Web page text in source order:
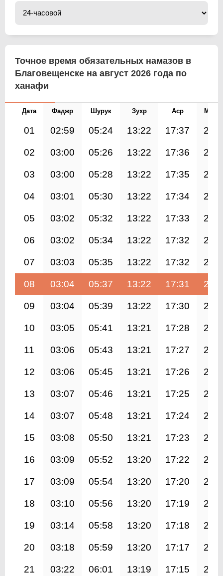
Точное время обязательных намазов в
Благовещенске на август 2026 года по
ханафи
Дата Фаджр Шурук Зухр Аср
01 02:59 05:24 13:22 17:37
02 03:00 05:26 13:22 17:36
03 03:00 05:28 13:22 17:35
04 03:01 05:30 13:22 17:34
05 03:02 05:32 13:22 17:33
06 03:02 05:34 13:22 17:32
07 03:03 05:35 13:22 17:32
08 03:04 05:37 13:22 17:31
09 03:04 05:39 13:22 17:30
10 03:05 05:41 13:21 17:28
11 03:06 05:43 13:21 17:27
12 03:06 05:45 13:21 17:26
13 03:07 05:46 13:21 17:25
14 03:07 05:48 13:21 17:24
15 03:08 05:50 13:21 17:23
16 03:09 05:52 13:20 17:22
17 03:09 05:54 13:20 17:20
18 03:10 05:56 13:20 17:19
19 03:14 05:58 13:20 17:18
20 03:18 05:59 13:20 17:17
21 03:22 06:01 13:19 17:15